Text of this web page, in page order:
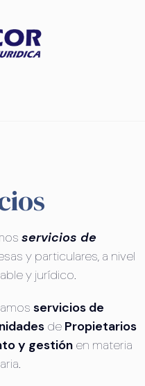
servicios de
y particulares, a nivel
y jurídico.
servicios de
de Propietarios
y gestiónen materia